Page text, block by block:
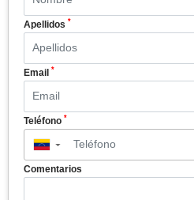
Apellidos *
Email *
Teléfono *
▼
Comentarios